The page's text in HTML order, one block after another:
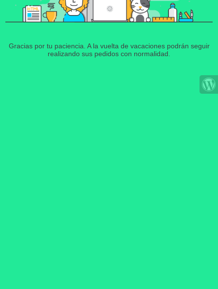
Gracias por tu paciencia. A la vuelta de vacaciones podrán seguir
realizando sus pedidos con normalidad.